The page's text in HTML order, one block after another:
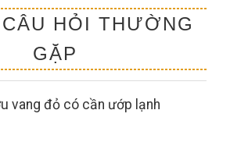
HỎI THƯỜNG
GẶP
vang đỏ có cần ướp lạnh